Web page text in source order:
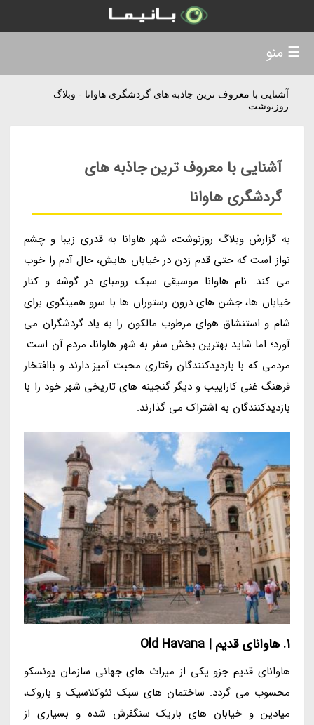
آشنایی با معروف ترین جاذبه های گردشگری هاوانا - وبلاگ
روزنوشت
آشنایی با معروف ترین جاذبه های
گردشگری هاوانا
به گزارش وبلاگ روزنوشت، شهر هاوانا به قدری زیبا و چشم
نواز است که حتی قدم زدن در خیابان هایش، حال آدم را خوب
می کند. نام هاوانا موسیقی سبک رومبای در گوشه و کنار
خیابان ها، جشن های درون رستوران ها با سرو همینگوی برای
شام و استنشاق هوای مرطوب مالکون را به یاد گردشگران می
آورد؛ اما شاید بهترین بخش سفر به شهر هاوانا، مردم آن است.
مردمی که با بازدیدکنندگان رفتاری محبت آمیز دارند و باافتخار
فرهنگ غنی کاراییب و دیگر گنجینه های تاریخی شهر خود را با
بازدیدکنندگان به اشتراک می گذارند.
1. هاوانای قدیم | Old Havana
هاوانای قدیم جزو یکی از میراث های جهانی سازمان یونسکو
محسوب می گردد. ساختمان های سبک نئوکلاسیک و باروک،
میادین و خیابان های باریک سنگفرش شده و بسیاری از
☰ منو